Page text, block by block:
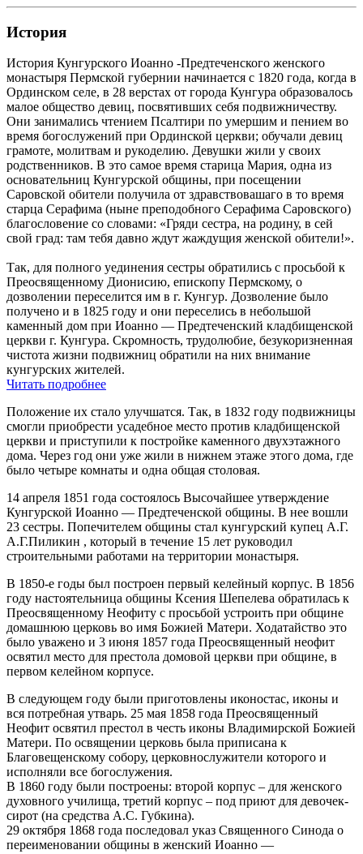
История
История Кунгурского Иоанно -Предтеченского женского
монастыря Пермской губернии начинается с 1820 года, когда в
Ординском селе, в 28 верстах от города Кунгура образовалось
малое общество девиц, посвятивших себя подвижничеству.
Они занимались чтением Псалтири по умершим и пением во
время богослужений при Ординской церкви; обучали девиц
грамоте, молитвам и рукоделию. Девушки жили у своих
родственников. В это самое время старица Мария, одна из
основательниц Кунгурской общины, при посещении
Саровской обители получила от здравствовашаго в то время
старца Серафима (ныне преподобного Серафима Саровского)
благословение со словами: «Гряди сестра, на родину, в сей
свой град: там тебя давно ждут жаждущия женской обители!».
Так, для полного уединения сестры обратились с просьбой к
Преосвященному Дионисию, епископу Пермскому, о
дозволении переселится им в г. Кунгур. Дозволение было
получено и в 1825 году и они переселись в небольшой
каменный дом при Иоанно — Предтеченский кладбищенской
церкви г. Кунгура. Скромность, трудолюбие, безукоризненная
чистота жизни подвижниц обратили на них внимание
кунгурских жителей.
Читать подробнее
Положение их стало улучшатся. Так, в 1832 году подвижницы
смогли приобрести усадебное место против кладбищенской
церкви и приступили к постройке каменного двухэтажного
дома. Через год они уже жили в нижнем этаже этого дома, где
было четыре комнаты и одна общая столовая.
14 апреля 1851 года состоялось Высочайшее утверждение
Кунгурской Иоанно — Предтеченской общины. В нее вошли
23 сестры. Попечителем общины стал кунгурский купец А.Г.
А.Г.Пиликин , который в течение 15 лет руководил
строительными работами на территории монастыря.
В 1850-е годы был построен первый келейный корпус. В 1856
году настоятельница общины Ксения Шепелева обратилась к
Преосвященному Неофиту с просьбой устроить при общине
домашнюю церковь во имя Божией Матери. Ходатайство это
было уважено и 3 июня 1857 года Преосвященный неофит
освятил место для престола домовой церкви при общине, в
первом келейном корпусе.
В следующем году были приготовлены иконостас, иконы и
вся потребная утварь. 25 мая 1858 года Преосвященный
Неофит освятил престол в честь иконы Владимирской Божией
Матери. По освящении церковь была приписана к
Благовещенскому собору, церковнослужители которого и
исполняли все богослужения.
В 1860 году были построены: второй корпус – для женского
духовного училища, третий корпус – под приют для девочек-
сирот (на средства А.С. Губкина).
29 октября 1868 года последовал указ Священного Синода о
переименовании общины в женский Иоанно —